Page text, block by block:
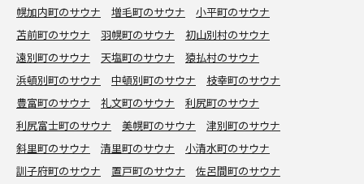
幌加内町のサウナ
増毛町のサウナ
小平町のサウナ
苫前町のサウナ
羽幌町のサウナ
初山別村のサウナ
遠別町のサウナ
天塩町のサウナ
猿払村のサウナ
浜頓別町のサウナ
中頓別町のサウナ
枝幸町のサウナ
豊富町のサウナ
礼文町のサウナ
利尻町のサウナ
利尻富士町のサウナ
美幌町のサウナ
津別町のサウナ
斜里町のサウナ
清里町のサウナ
小清水町のサウナ
訓子府町のサウナ
置戸町のサウナ
佐呂間町のサウナ